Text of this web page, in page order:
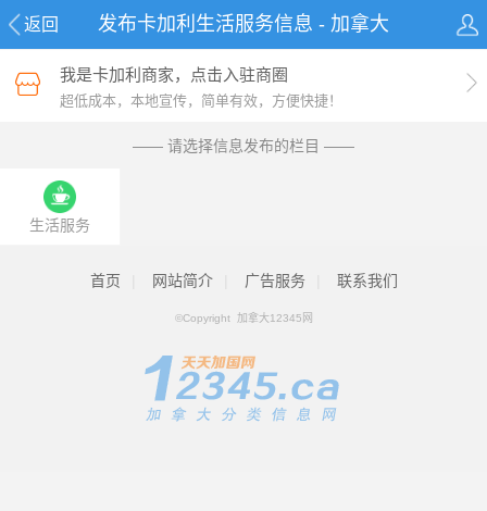
返回 发布卡加利生活服务信息 - 加拿大
12345网
我是卡加利商家，点击入驻商圈
超低成本，本地宣传，简单有效，方便快捷！
—— 请选择信息发布的栏目 ——
生活服务
首页 网站简介 广告服务 联系我们
©Copyright 加拿大12345网